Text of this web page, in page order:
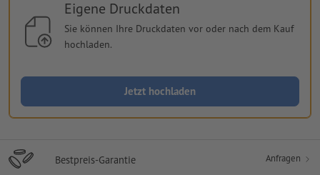
Eigene Druckdaten
Sie können Ihre Druckdaten vor oder nach dem Kauf
hochladen.
Jetzt hochladen
Bestpreis-Garantie Anfragen